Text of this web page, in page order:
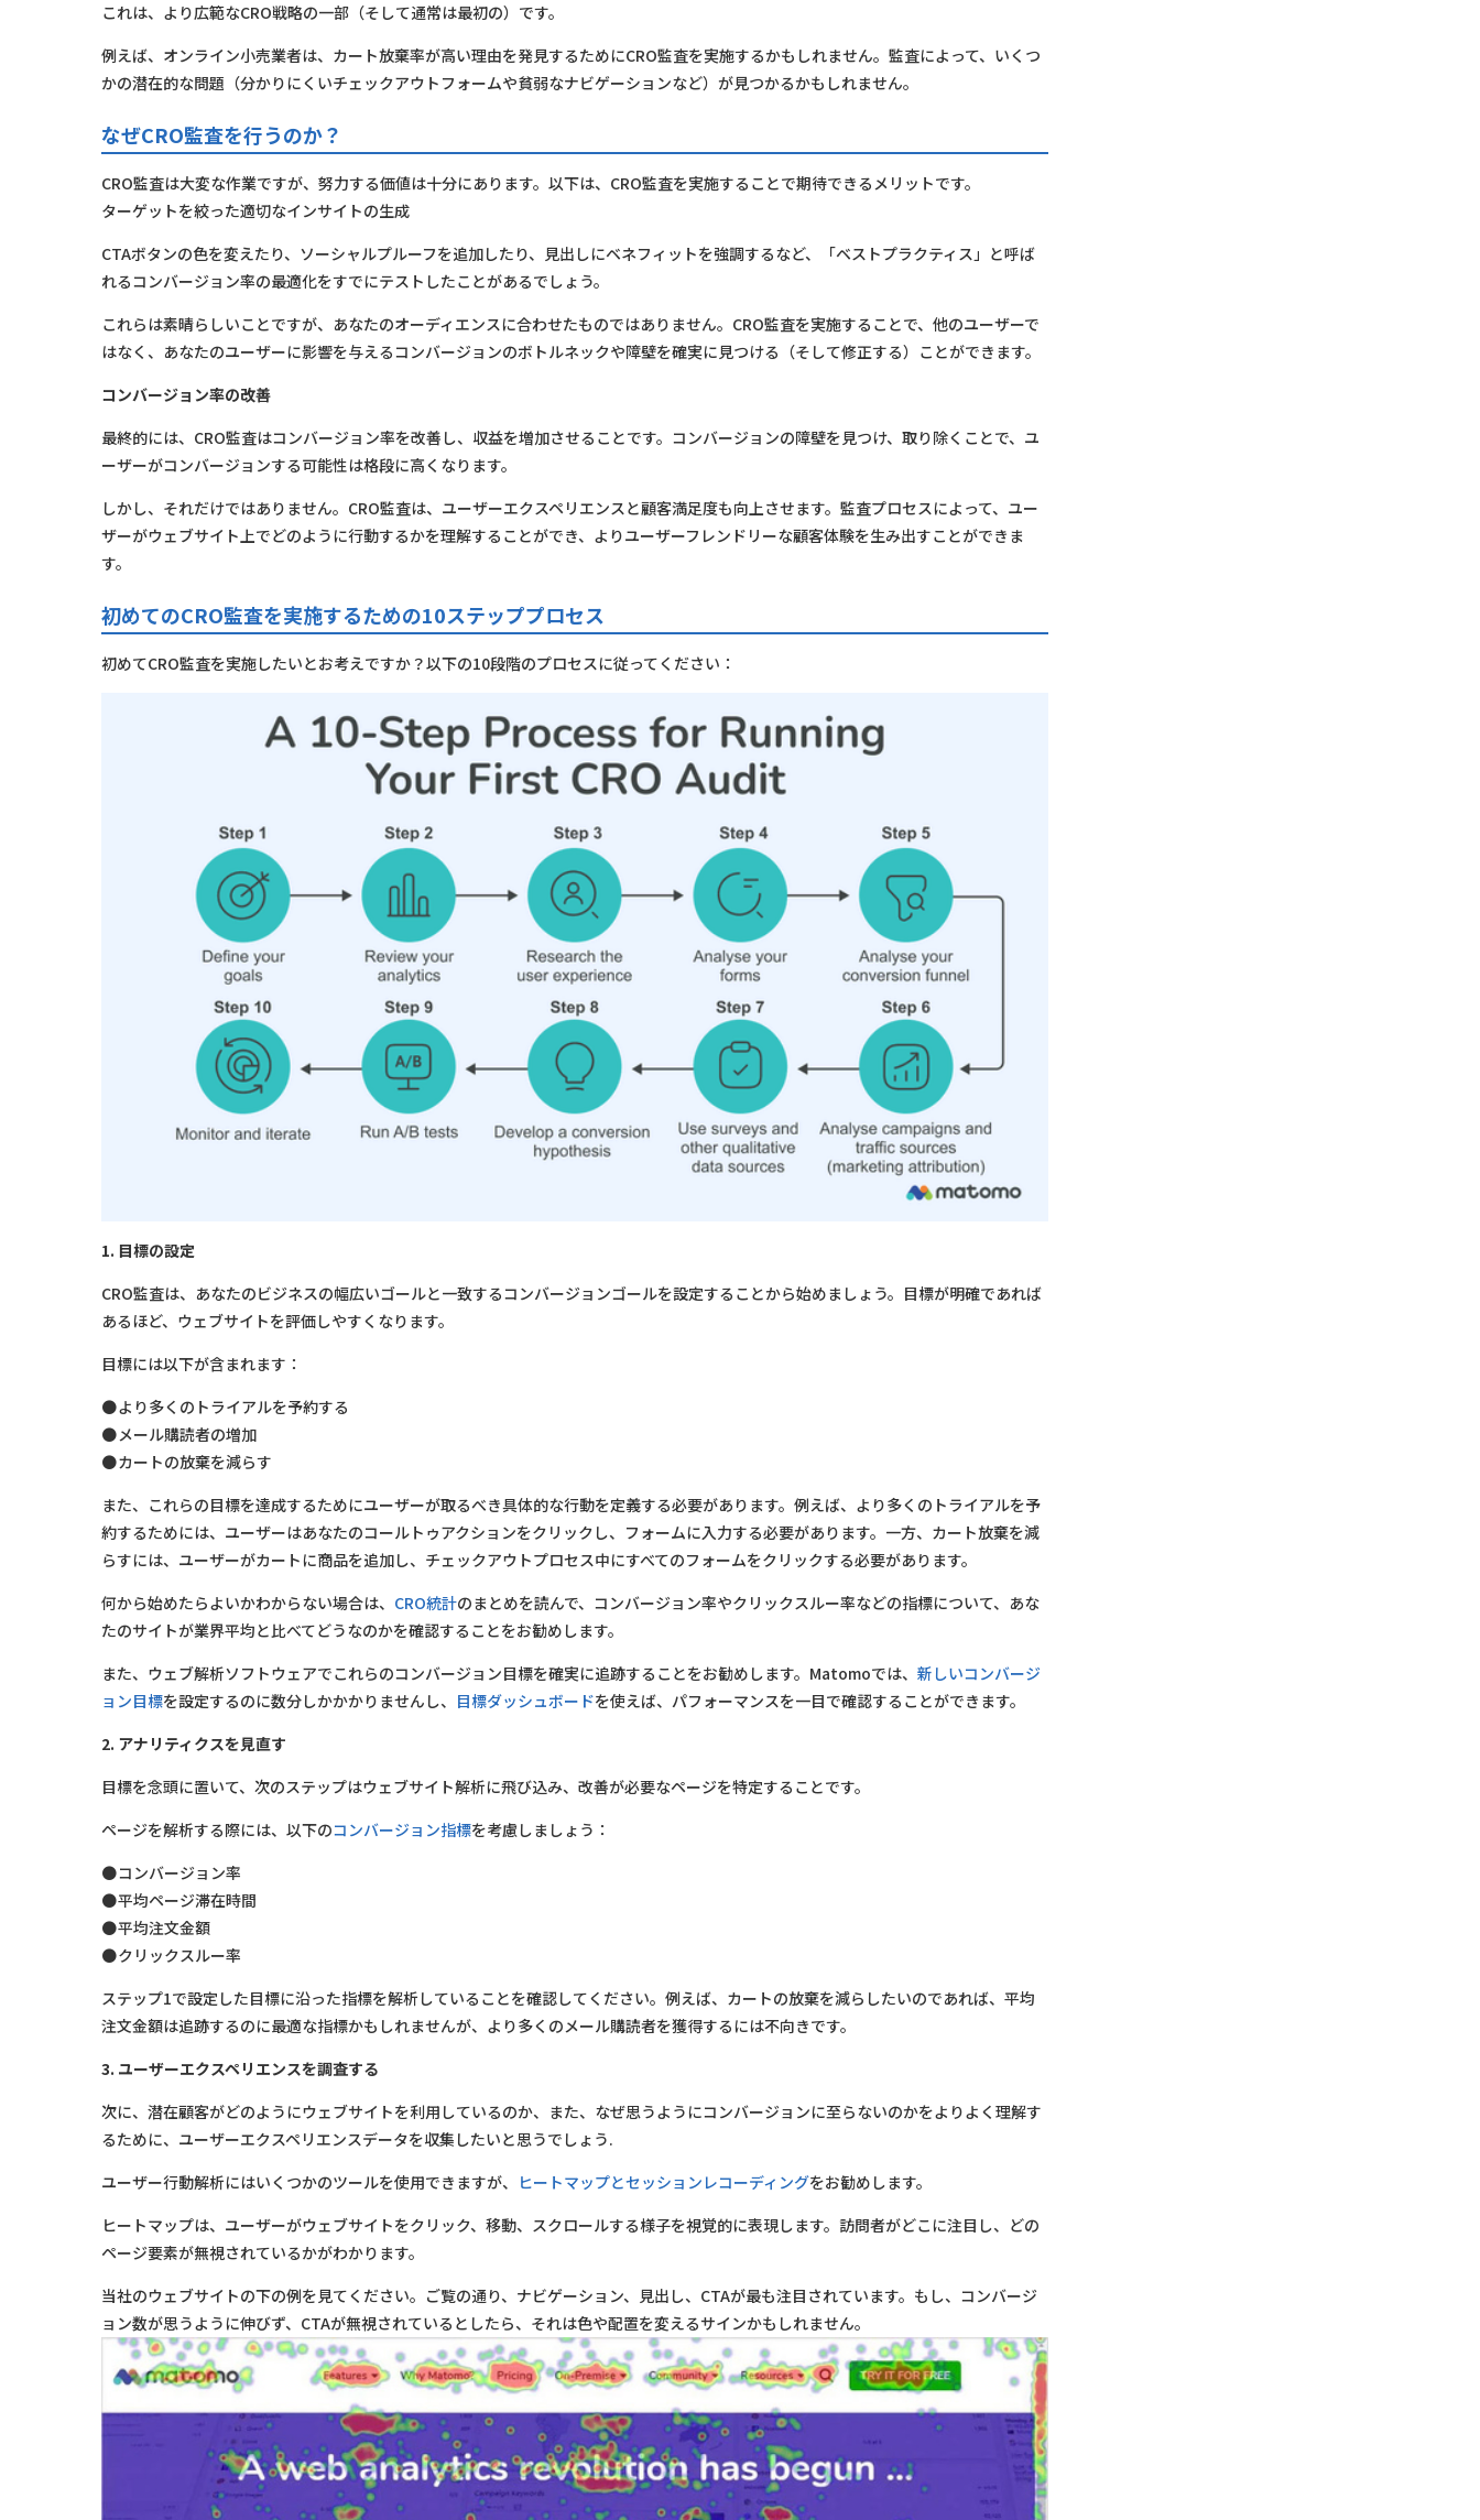
これは、より広範なCRO戦略の一部（そして通常は最初の）です。
例えば、オンライン小売業者は、カート放棄率が高い理由を発見するためにCRO監査を実施するかもしれません。監査によって、いくつ
かの潜在的な問題（分かりにくいチェックアウトフォームや貧弱なナビゲーションなど）が見つかるかもしれません。
なぜCRO監査を行うのか？
CRO監査は大変な作業ですが、努力する価値は十分にあります。以下は、CRO監査を実施することで期待できるメリットです。
ターゲットを絞った適切なインサイトの生成
CTAボタンの色を変えたり、ソーシャルプルーフを追加したり、見出しにベネフィットを強調するなど、「ベストプラクティス」と呼ば
れるコンバージョン率の最適化をすでにテストしたことがあるでしょう。
これらは素晴らしいことですが、あなたのオーディエンスに合わせたものではありません。CRO監査を実施することで、他のユーザーで
はなく、あなたのユーザーに影響を与えるコンバージョンのボトルネックや障壁を確実に見つける（そして修正する）ことができます。
コンバージョン率の改善
最終的には、CRO監査はコンバージョン率を改善し、収益を増加させることです。コンバージョンの障壁を見つけ、取り除くことで、ユ
ーザーがコンバージョンする可能性は格段に高くなります。
しかし、それだけではありません。CRO監査は、ユーザーエクスペリエンスと顧客満足度も向上させます。監査プロセスによって、ユー
ザーがウェブサイト上でどのように行動するかを理解することができ、よりユーザーフレンドリーな顧客体験を生み出すことができま
す。
初めてのCRO監査を実施するための10ステッププロセス
初めてCRO監査を実施したいとお考えですか？以下の10段階のプロセスに従ってください：
1. 目標の設定
CRO監査は、あなたのビジネスの幅広いゴールと一致するコンバージョンゴールを設定することから始めましょう。目標が明確であれば
あるほど、ウェブサイトを評価しやすくなります。
目標には以下が含まれます：
より多くのトライアルを予約する
メール購読者の増加
カートの放棄を減らす
また、これらの目標を達成するためにユーザーが取るべき具体的な行動を定義する必要があります。例えば、より多くのトライアルを予
約するためには、ユーザーはあなたのコールトゥアクションをクリックし、フォームに入力する必要があります。一方、カート放棄を減
らすには、ユーザーがカートに商品を追加し、チェックアウトプロセス中にすべてのフォームをクリックする必要があります。
何から始めたらよいかわからない場合は、 CRO統計のまとめを読んで、コンバージョン率やクリックスルー率などの指標について、あな
たのサイトが業界平均と比べてどうなのかを確認することをお勧めします。
また、ウェブ解析ソフトウェアでこれらのコンバージョン目標を確実に追跡することをお勧めします。Matomoでは、 新しいコンバージ
ョン目標を設定するのに数分しかかかりませんし、 目標ダッシュボードを使えば、パフォーマンスを一目で確認することができます。
2. アナリティクスを見直す
目標を念頭に置いて、次のステップはウェブサイト解析に飛び込み、改善が必要なページを特定することです。
ページを解析する際には、以下のコンバージョン指標を考慮しましょう：
コンバージョン率
平均ページ滞在時間
平均注文金額
クリックスルー率
ステップ1で設定した目標に沿った指標を解析していることを確認してください。例えば、カートの放棄を減らしたいのであれば、平均
注文金額は追跡するのに最適な指標かもしれませんが、より多くのメール購読者を獲得するには不向きです。
3. ユーザーエクスペリエンスを調査する
次に、潜在顧客がどのようにウェブサイトを利用しているのか、また、なぜ思うようにコンバージョンに至らないのかをよりよく理解す
るために、ユーザーエクスペリエンスデータを収集したいと思うでしょう.
ユーザー行動解析にはいくつかのツールを使用できますが、
ヒートマップとセッションレコーディングをお勧めします。
ヒートマップは、ユーザーがウェブサイトをクリック、移動、スクロールする様子を視覚的に表現します。訪問者がどこに注目し、どの
ページ要素が無視されているかがわかります。
当社のウェブサイトの下の例を見てください。ご覧の通り、ナビゲーション、見出し、CTAが最も注目されています。もし、コンバージ
ョン数が思うように伸びず、CTAが無視されているとしたら、それは色や配置を変えるサインかもしれません。